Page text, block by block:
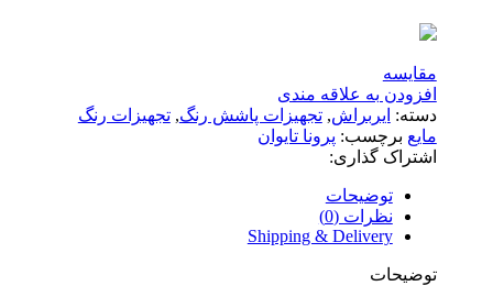
مقایسه
افزودن به علاقه مندی
دسته: ایربراش, تجهیزات پاشش رنگ, تجهیزات رنگ
مایع برچسب: پرونا تایوان
اشتراک گذاری:
توضیحات
نظرات (0)
Shipping & Delivery
توضیحات